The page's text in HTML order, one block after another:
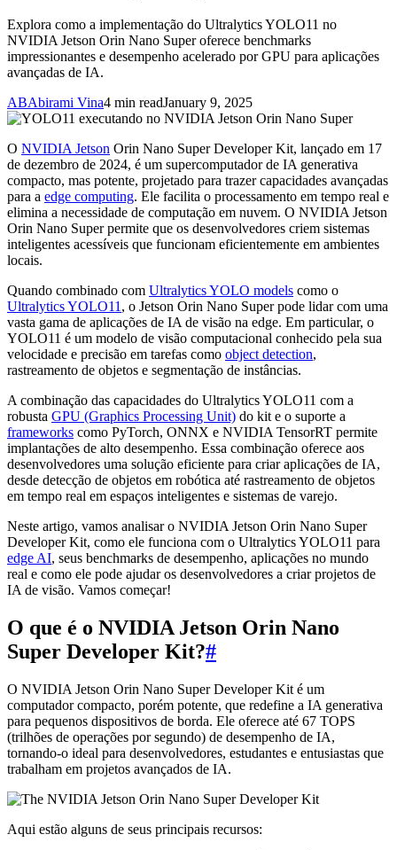
Explora como a implementação do Ultralytics YOLO11 no
NVIDIA Jetson Orin Nano Super oferece benchmarks
impressionantes e desempenho acelerado por GPU para aplicações
avançadas de IA.
ABAbirami Vina4 min readJanuary 9, 2025
O NVIDIA Jetson Orin Nano Super Developer Kit, lançado em 17
de dezembro de 2024, é um supercomputador de IA generativa
compacto, mas potente, projetado para trazer capacidades avançadas
para a edge computing. Ele facilita o processamento em tempo real e
elimina a necessidade de computação em nuvem. O NVIDIA Jetson
Orin Nano Super permite que os desenvolvedores criem sistemas
inteligentes acessíveis que funcionam eficientemente em ambientes
locais.
Quando combinado com Ultralytics YOLO models como o
Ultralytics YOLO11 , o Jetson Orin Nano Super pode lidar com uma
vasta gama de aplicações de IA de visão na edge. Em particular, o
YOLO11 é um modelo de visão computacional conhecido pela sua
velocidade e precisão em tarefas como object detection,
rastreamento de objetos e segmentação de instâncias.
A combinação das capacidades do Ultralytics YOLO11 com a
robusta GPU (Graphics Processing Unit) do kit e o suporte a
frameworks como PyTorch, ONNX e NVIDIA TensorRT permite
implantações de alto desempenho. Essa combinação oferece aos
desenvolvedores uma solução eficiente para criar aplicações de IA,
desde detecção de objetos em robótica até rastreamento de objetos
em tempo real em espaços inteligentes e sistemas de varejo.
Neste artigo, vamos analisar o NVIDIA Jetson Orin Nano Super
Developer Kit, como ele funciona com o Ultralytics YOLO11 para
edge AI, seus benchmarks de desempenho, aplicações no mundo
real e como ele pode ajudar os desenvolvedores a criar projetos de
IA de visão. Vamos começar!
O que é o NVIDIA Jetson Orin Nano
Super Developer Kit?#
O NVIDIA Jetson Orin Nano Super Developer Kit é um
computador compacto, porém potente, que redefine a IA generativa
para pequenos dispositivos de borda. Ele oferece até 67 TOPS
(trilhões de operações por segundo) de desempenho de IA,
tornando-o ideal para desenvolvedores, estudantes e entusiastas que
trabalham em projetos avançados de IA.
Aqui estão alguns de seus principais recursos: